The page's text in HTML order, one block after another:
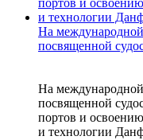
На
посвященной
На
посвященной
портов и
и технологии